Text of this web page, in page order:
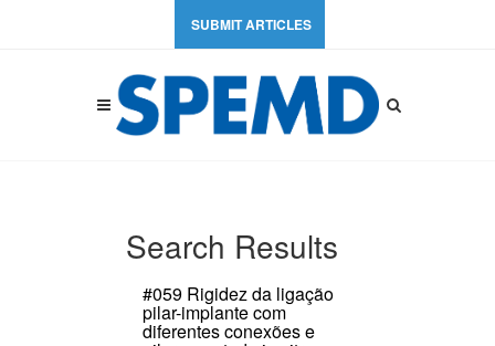
SUBMIT ARTICLES
Search Results
#059 Rigidez da ligação
pilar-implante com
diferentes conexões e